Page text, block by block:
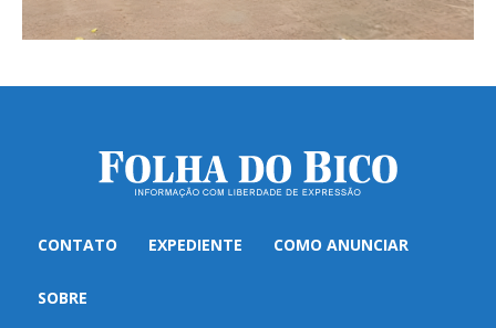
CONTATO EXPEDIENTE COMO ANUNCIAR
SOBRE